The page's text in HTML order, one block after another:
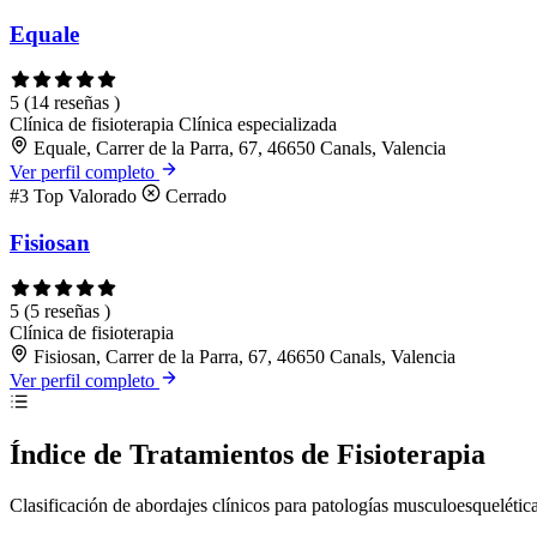
Equale
5 (14 reseñas )
Clínica de fisioterapia Clínica especializada
Equale, Carrer de la Parra, 67, 46650 Canals, Valencia
Ver perfil completo
#3 Top Valorado Cerrado
Fisiosan
5 (5 reseñas )
Clínica de fisioterapia
Fisiosan, Carrer de la Parra, 67, 46650 Canals, Valencia
Ver perfil completo
Índice de Tratamientos de Fisioterapia
Clasificación de abordajes clínicos para patologías